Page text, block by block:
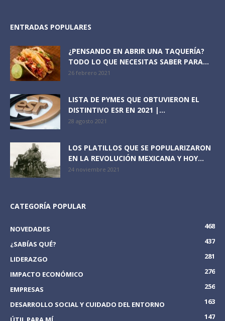
ENTRADAS POPULARES
¿PENSANDO EN ABRIR UNA TAQUERÍA?
TODO LO QUE NECESITAS SABER PARA...
26 febrero 2021
LISTA DE PYMES QUE OBTUVIERON EL
DISTINTIVO ESR EN 2021 |...
28 agosto 2021
LOS PLATILLOS QUE SE POPULARIZARON
EN LA REVOLUCIÓN MEXICANA Y HOY...
24 noviembre 2021
CATEGORÍA POPULAR
NOVEDADES
468
¿SABÍAS QUÉ?
437
LIDERAZGO
281
IMPACTO ECONÓMICO
276
EMPRESAS
256
DESARROLLO SOCIAL Y CUIDADO DEL ENTORNO
163
147